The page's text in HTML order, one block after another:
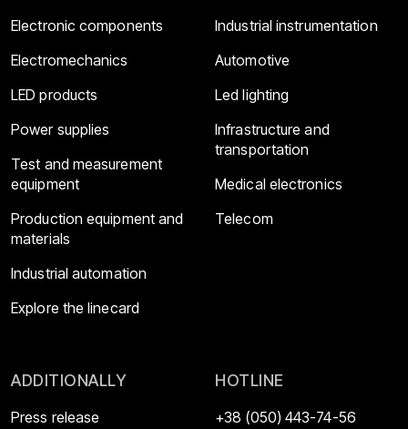
Electronic components
Electromechanics
LED products
Power supplies
Test and measurement
equipment
Production equipment and
materials
Industrial automation
Explore the linecard
Industrial instrumentation
Automotive
Led lighting
Infrastructure and
transportation
Medical electronics
Telecom
ADDITIONALLY
Press release
HOTLINE
+38 (050) 443-74-56